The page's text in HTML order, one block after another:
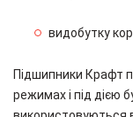
видобутку
Підшипники Крафт
режимах і під дією